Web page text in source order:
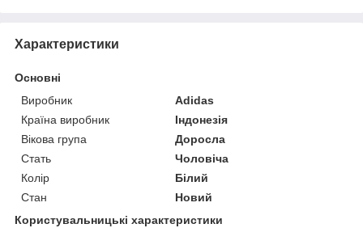
Характеристики
Основні
Виробник
Adidas
Країна виробник
Індонезія
Вікова група
Доросла
Стать
Чоловіча
Колір
Білий
Стан
Новий
Користувальницькі характеристики